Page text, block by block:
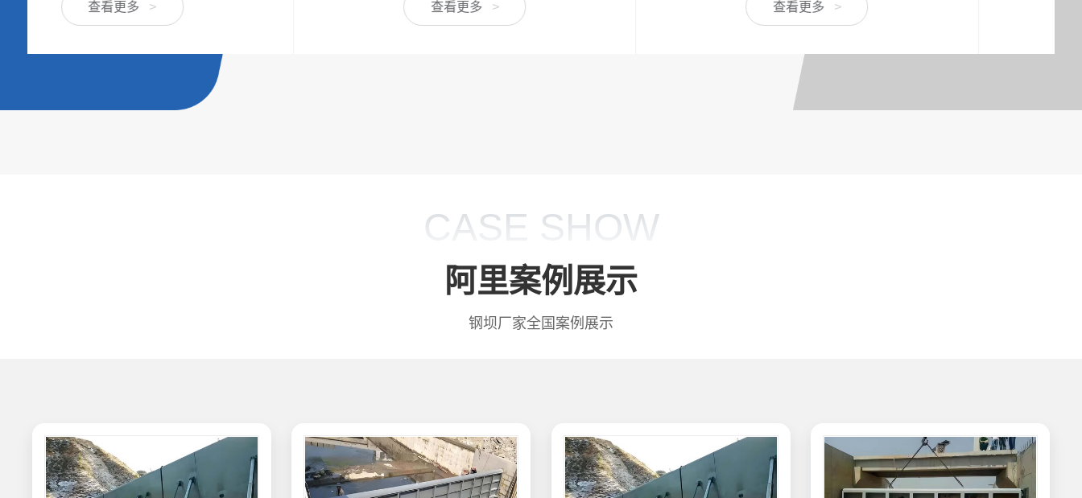
查看更多 查看更多 查看更多
CASE SHOW
阿里案例展示
钢坝厂家全国案例展示